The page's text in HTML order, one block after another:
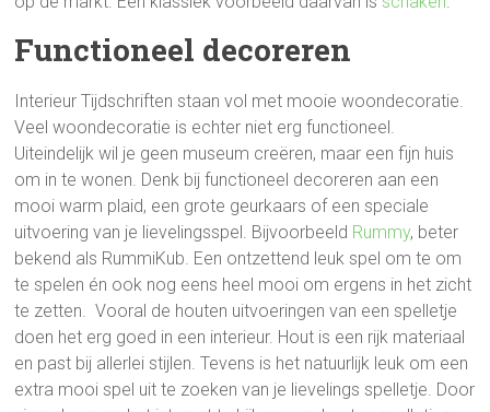
Functioneel decoreren
Interieur Tijdschriften staan vol met mooie woondecoratie.
Veel woondecoratie is echter niet erg functioneel.
Uiteindelijk wil je geen museum creëren, maar een fijn huis
om in te wonen. Denk bij functioneel decoreren aan een
mooi warm plaid, een grote geurkaars of een speciale
uitvoering van je lievelingsspel. Bijvoorbeeld Rummy, beter
bekend als RummiKub. Een ontzettend leuk spel om te om
te spelen én ook nog eens heel mooi om ergens in het zicht
te zetten. Vooral de houten uitvoeringen van een spelletje
doen het erg goed in een interieur. Hout is een rijk materiaal
en past bij allerlei stijlen. Tevens is het natuurlijk leuk om een
extra mooi spel uit te zoeken van je lievelings spelletje. Door